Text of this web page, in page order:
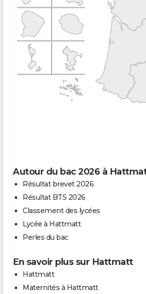
Autour du bac 2026 à
Résultat brevet 2026
Résultat BTS 2026
Classement des lycées
Lycée à Hattmatt
Perles du bac
En savoir plus sur Hattmatt
Hattmatt
Maternités à Hattmatt